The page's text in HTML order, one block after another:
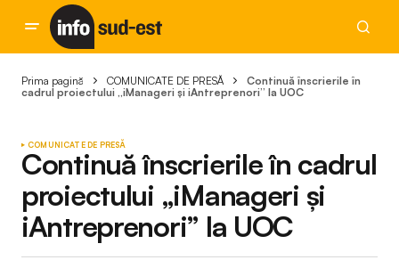
Prima pagină COMUNICATE DE PRESĂ
Continuă înscrierile în
cadrul proiectului „iManageri și iAntreprenori” la UOC
COMUNICATE DE PRESĂ
Continuă înscrierile în cadrul
proiectului „iManageri și
iAntreprenori” la UOC